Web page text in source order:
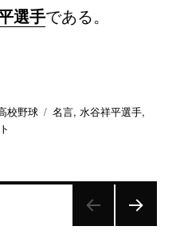
選手である。
出ない」／ 龍谷大平安 水谷
校野球
タ
名言,水谷祥平選手,